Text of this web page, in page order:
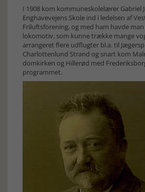
I 1908 kom kommuneskolelærer Gabriel
Enghavevejens Skole ind i ledelsen af
Friluftsforening, og med ham havde
lokomotiv, som kunne trække mange
arrangeret flere udflugter bl.a. til
Charlottenlund Strand og snart kom
domkirken og Hillerød med
programmet.